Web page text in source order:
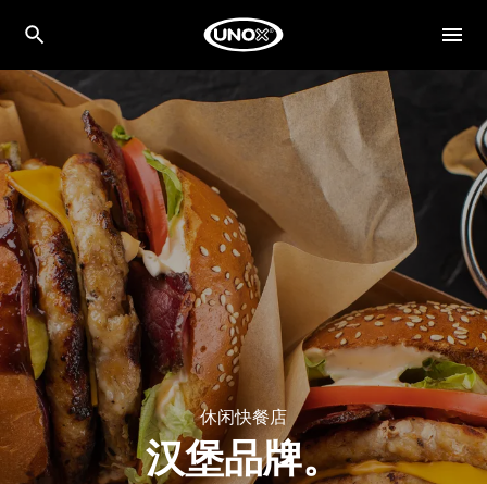
休闲快餐店
汉堡品牌。